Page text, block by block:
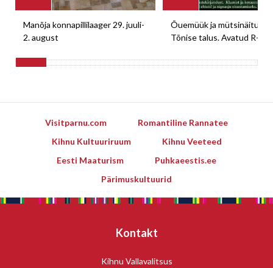
Manõja konnapillilaager 29. juuli-
2. august
Õuemüük ja mütsinäitus
Tõnise talus. Avatud R-E
Visitparnu.com
Romantiline Rannatee
Kihnu Kultuuriruum
Kihnu Veeteed
Eesti Maaturism
Puhkaeestis.ee
Pärimuskultuurid
Kontakt
Kihnu Vallavalitsus